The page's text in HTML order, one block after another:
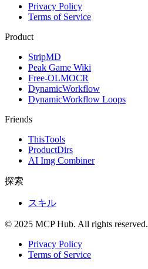
Privacy Policy
Terms of Service
Product
StripMD
Peak Game Wiki
Free-OLMOCR
DynamicWorkflow
DynamicWorkflow Loops
Friends
ThisTools
ProductDirs
AI Img Combiner
探索
スキル
© 2025 MCP Hub. All rights reserved.
Privacy Policy
Terms of Service